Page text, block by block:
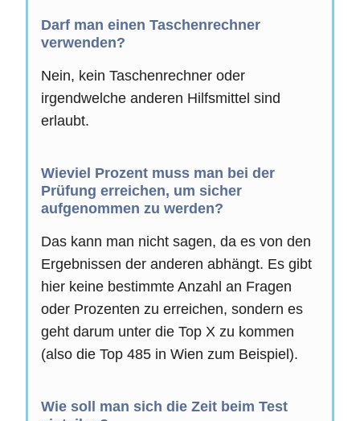
Darf man einen Taschenrechner
verwenden?
Nein, kein Taschenrechner oder
irgendwelche anderen Hilfsmittel sind
erlaubt.
Wieviel Prozent muss man bei der
Prüfung erreichen, um sicher
aufgenommen zu werden?
Das kann man nicht sagen, da es von den
Ergebnissen der anderen abhängt. Es gibt
hier keine bestimmte Anzahl an Fragen
oder Prozenten zu erreichen, sondern es
geht darum unter die Top X zu kommen
(also die Top 485 in Wien zum Beispiel).
Wie soll man sich die Zeit beim Test